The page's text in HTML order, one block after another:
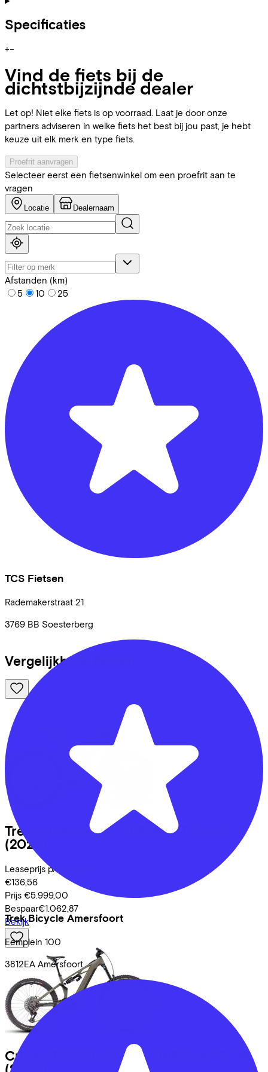
Specificaties
+−
Vind de fiets bij de
dichtstbijzijnde dealer
Let op! Niet elke fiets is op voorraad. Laat je door onze
partners adviseren in welke fiets het best bij jou past, je hebt
keuze uit elk merk en type fiets.
Proefrit aanvragen
Selecteer eerst een fietsenwinkel om een proefrit aan te
vragen
Locatie Dealernaam
Afstanden (km)
5
10 25
TCS Fietsen
Rademakerstraat 21
3769 BB Soesterberg
Trek Bicycle Amersfoort
Eemplein 100
3812EA Amersfoort
Vergelijkbare fietsen
Trek
Supercaliber SLR 9.8 XT Gen 2
(2025)
Leaseprijs p/m vanaf
€136,56
Prijs €5.999,00
Bespaar€1.062,87
Bekijk
Cube
STEREO HYBRID ONE77 HPC TM
(2025)